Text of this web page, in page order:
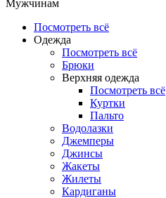
Мужчинам
Посмотреть всё
Одежда
Посмотреть всё
Брюки
Верхняя одежда
Посмотреть всё
Куртки
Пальто
Водолазки
Джемперы
Джинсы
Жакеты
Жилеты
Кардиганы